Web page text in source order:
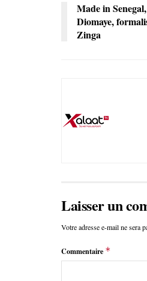
Made in
Diomaye,
Zinga
Laisser un
Votre adresse e-mail ne sera
Commentaire *